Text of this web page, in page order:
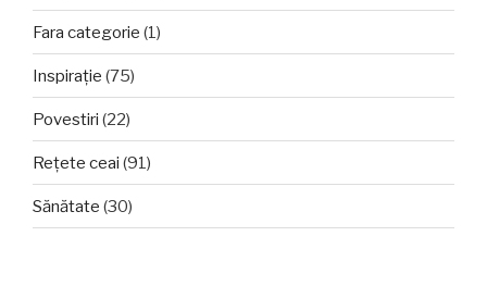
Fara categorie (1)
Inspirație (75)
Povestiri (22)
Rețete ceai (91)
Sănătate (30)